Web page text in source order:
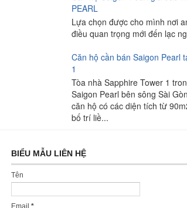
PEARL
Lựa chọn được cho mình nơi
điều quan trọng mới đến lạc
Căn hộ cần bán Saigon Pearl
1
Tòa nhà Sapphire Tower 1
Saigon Pearl bên sông Sài
căn hộ có các diện tích từ
bố trí liề...
BIỂU MẪU LIÊN HỆ
Tên